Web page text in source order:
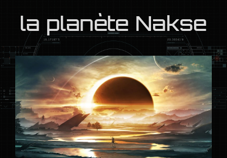
la planète Nakse